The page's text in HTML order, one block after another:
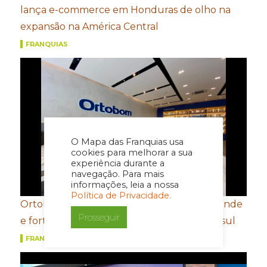
O Mapa das Franquias usa
cookies para melhorar a sua
experiência durante a
navegação. Para mais
informações, leia a nossa
Política de Privacidade.
Prosseguir
lança e-commerce em Honduras de olho na
expansão na América Central
FRANQUIAS
Ortobom aposta em novo conceito de estande
e fortalecimento de portfólio para a Movelsul
FRANQUIAS